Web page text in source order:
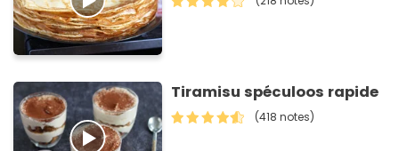
Tiramisu spéculoos rapide
(418 notes)